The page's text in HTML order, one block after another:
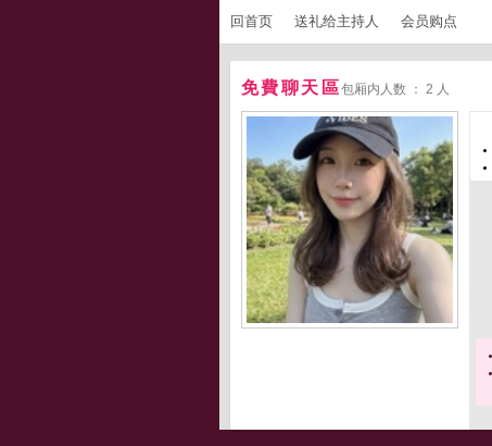
回首页 送礼给主持人 会员购点
免費聊天區包厢内人数 ： 2 人